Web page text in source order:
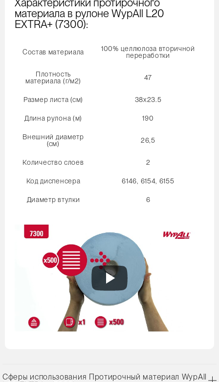
материала в рулоне WypAll L20
EXTRA+ (7300):
Состав материала
100% целлюлоза вторичной
переработки
Плотность
материала (г/м2)
47
Размер листа (см) 38x23.5
Длина рулона (м) 190
Внешний диаметр
(см)
26,5
Количество слоев 2
Код диспенсера 6146, 6154, 6155
Диаметр втулки 6
Сферы использования Протирочный материал WypAll